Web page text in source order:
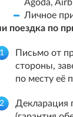
Agoda,
Личное
поездка по
Письмо от
стороны,
по месту её
Декларация